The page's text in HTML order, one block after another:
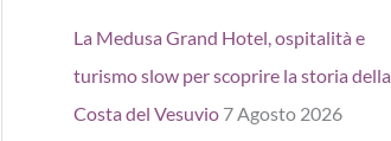
La Medusa Grand Hotel, ospitalità e
turismo slow per scoprire la storia della
Costa del Vesuvio 7 Agosto 2026